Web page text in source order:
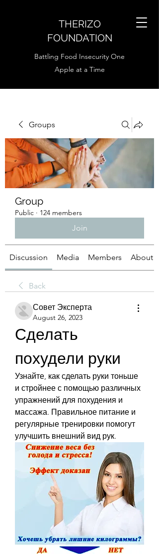
THERIZO
FOUNDATION
Battling Food Insecurity One
Apple at a Time
Groups
Group
Public · 124 members
Join
Discussion Media Members About
Back
Совет Эксперта
August 26, 2023
Сделать
похудели руки
Узнайте, как сделать руки тоньше
и стройнее с помощью различных
упражнений для похудения и
массажа. Правильное питание и
регулярные тренировки помогут
улучшить внешний вид рук.